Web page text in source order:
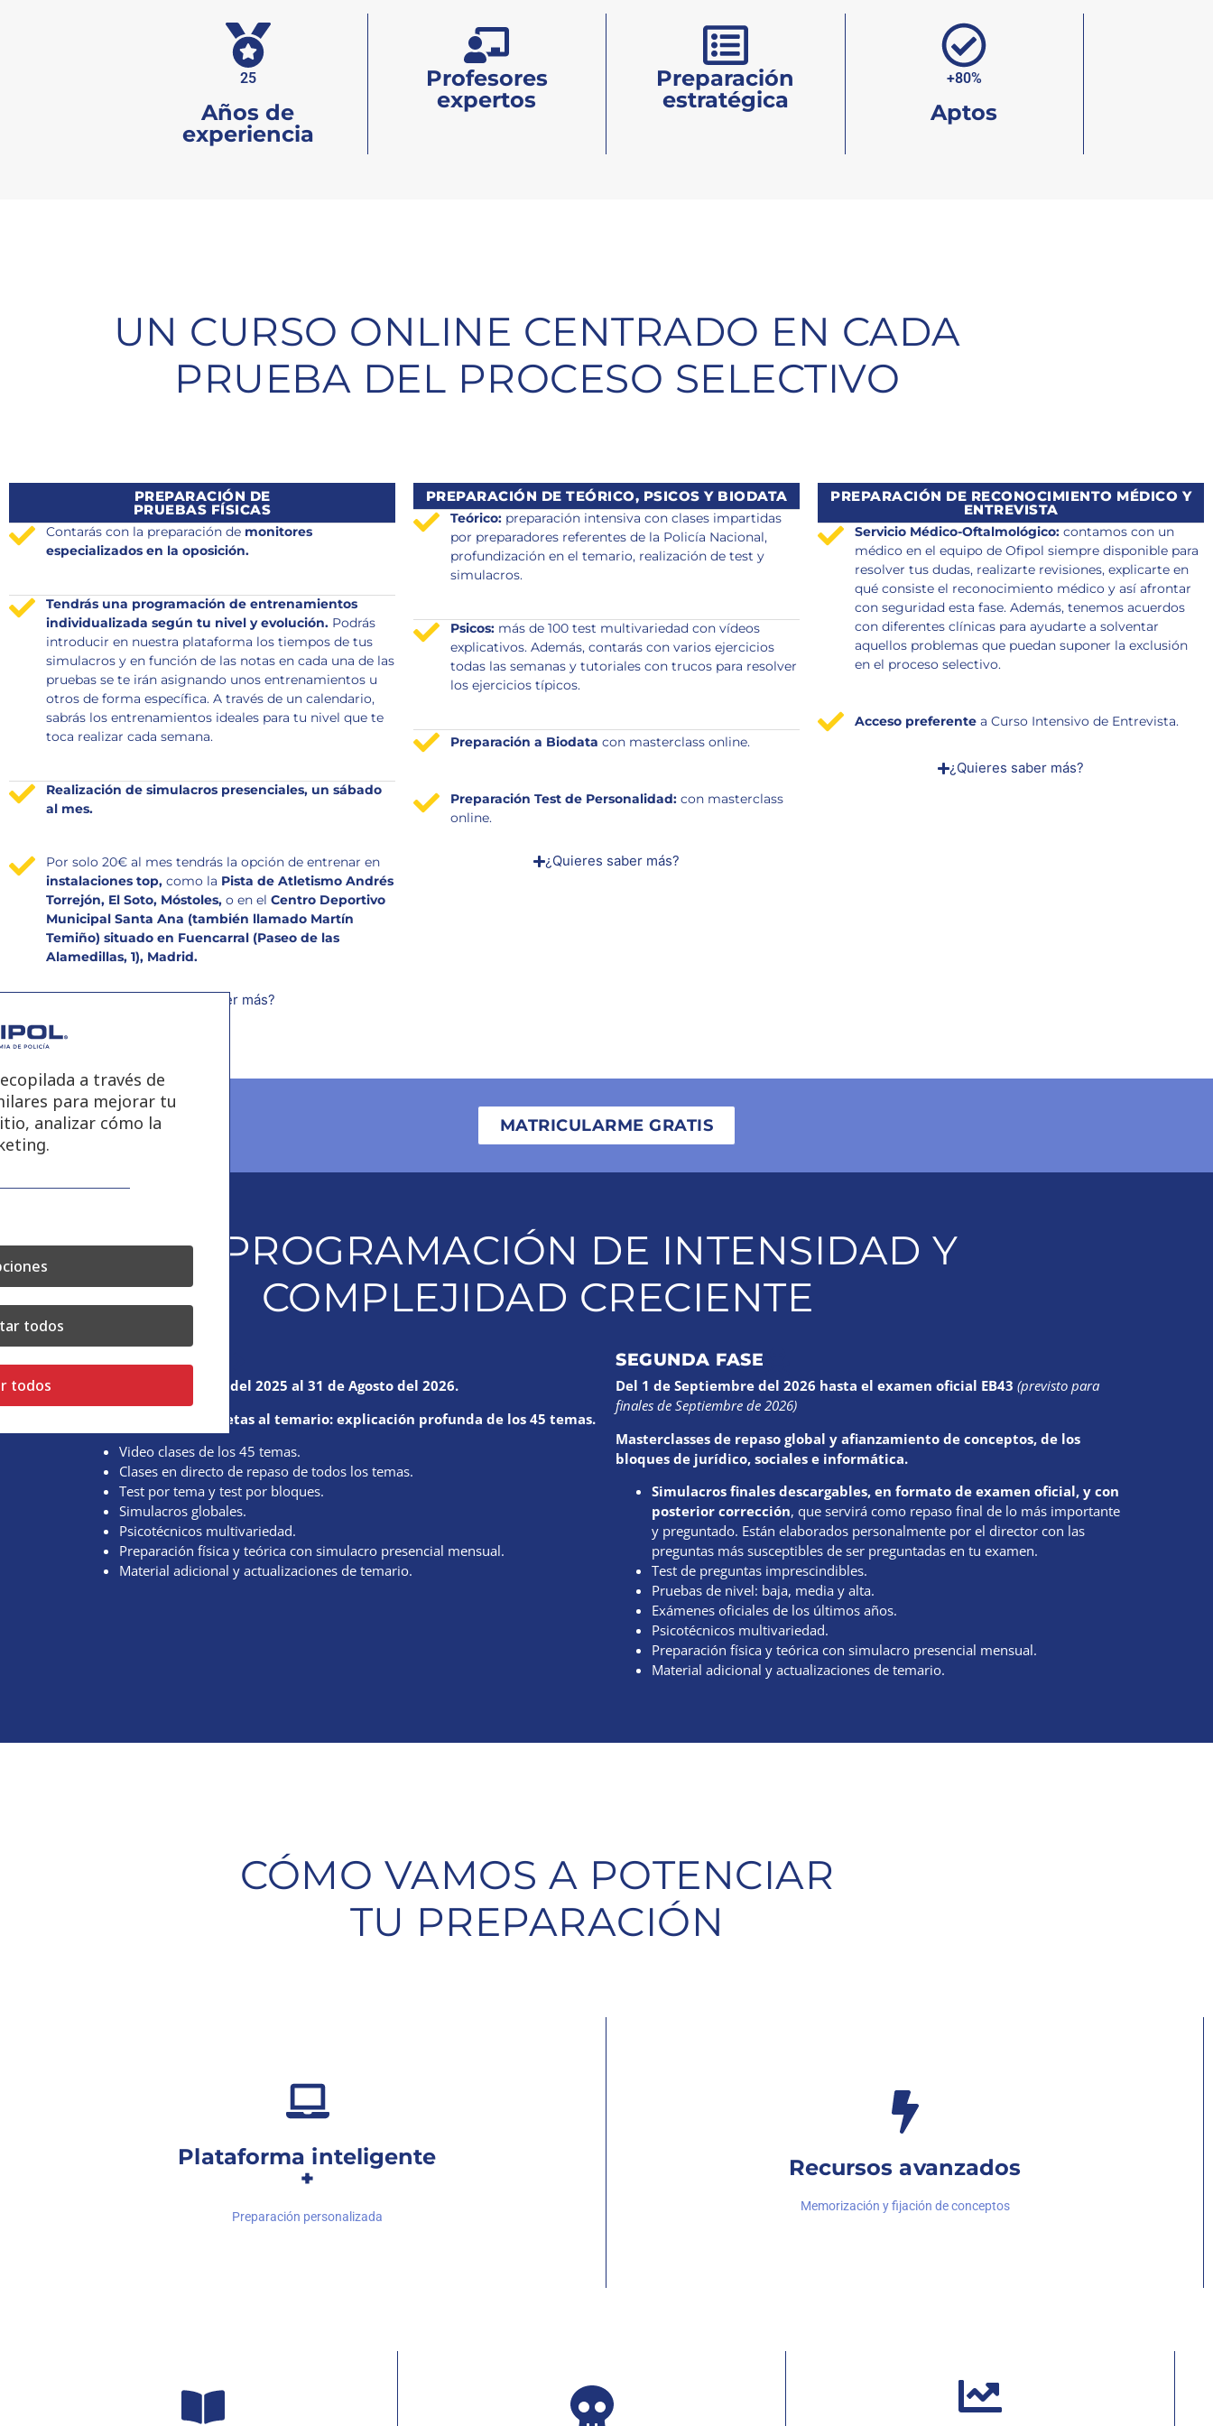
25
Años de
experiencia
Profesores
expertos
Preparación
estratégica
+80%
Aptos
UN CURSO ONLINE CENTRADO EN CADA
PRUEBA DEL PROCESO SELECTIVO
PREPARACIÓN DE
PRUEBAS FÍSICAS
Contarás con la preparación de monitores
especializados en la oposición.
Tendrás una programación de entrenamientos
individualizada según tu nivel y evolución. Podrás
introducir en nuestra plataforma los tiempos de tus
simulacros y en función de las notas en cada una de las
pruebas se te irán asignando unos entrenamientos u
otros de forma específica. A través de un calendario,
sabrás los entrenamientos ideales para tu nivel que te
toca realizar cada semana.
Realización de simulacros presenciales, un sábado
al mes.
Por solo 20€ al mes tendrás la opción de entrenar en
instalaciones top, como la Pista de Atletismo Andrés
Torrejón, El Soto, Móstoles, o en elCentro Deportivo
Municipal Santa Ana (también llamado Martín
Temiño) situado en Fuencarral (Paseo de las
Alamedillas, 1), Madrid.
¿Quieres saber más?
PREPARACIÓN DE TEÓRICO, PSICOS Y BIODATA
Teórico: preparación intensiva con clases impartidas
por preparadores referentes de la Policía Nacional,
profundización en el temario, realización de test y
simulacros.
Psicos: más de 100 test multivariedad con vídeos
explicativos. Además, contarás con varios ejercicios
todas las semanas y tutoriales con trucos para resolver
los ejercicios típicos.
Preparación a Biodata con masterclass online.
Preparación Test de Personalidad: con masterclass
online.
¿Quieres saber más?
PREPARACIÓN DE RECONOCIMIENTO MÉDICO Y
ENTREVISTA
Servicio Médico-Oftalmológico: contamos con un
médico en el equipo de Ofipol siempre disponible para
resolver tus dudas, realizarte revisiones, explicarte en
qué consiste el reconocimiento médico y así afrontar
con seguridad esta fase. Además, tenemos acuerdos
con diferentes clínicas para ayudarte a solventar
aquellos problemas que puedan suponer la exclusión
en el proceso selectivo.
Acceso preferente a Curso Intensivo de Entrevista.
¿Quieres saber más?
MATRICULARME GRATIS
UNA PROGRAMACIÓN DE INTENSIDAD Y
COMPLEJIDAD CRECIENTE
PRIMERA FASE
Del 17 de Noviembre del 2025 al 31 de Agosto del 2026.
Varias vueltas completas al temario: explicación profunda de los 45 temas.
Video clases de los 45 temas.
Clases en directo de repaso de todos los temas.
Test por tema y test por bloques.
Simulacros globales.
Psicotécnicos multivariedad.
Preparación física y teórica con simulacro presencial mensual.
Material adicional y actualizaciones de temario.
SEGUNDA FASE
Del 1 de Septiembre del 2026 hasta el examen oficial EB43 (previsto para
finales de Septiembre de 2026)
Masterclasses de repaso global y afianzamiento de conceptos, de los
bloques de jurídico, sociales e informática.
Simulacros finales descargables, en formato de examen oficial, y con
posterior corrección, que servirá como repaso final de lo más importante
y preguntado. Están elaborados personalmente por el director con las
preguntas más susceptibles de ser preguntadas en tu examen.
Test de preguntas imprescindibles.
Pruebas de nivel: baja, media y alta.
Exámenes oficiales de los últimos años.
Psicotécnicos multivariedad.
Preparación física y teórica con simulacro presencial mensual.
Material adicional y actualizaciones de temario.
CÓMO VAMOS A POTENCIAR
TU PREPARACIÓN
Plataforma inteligente
+
Preparación personalizada
Inteligencia Artificialy es la más avanzada de todo el mercado. En ella, podrás visualizar las
descargar psicotécnicos, diseñar test personalizados con lo que más fallas, acceder a las
Recursos avanzados
Memorización y fijación de conceptos
tips, recomendaciones y reglas nemotécnicas de cada tema que no te puedes perder.
las preguntas que vayas fallando, te irán saliendo en el buzón
a través de
para mejorar tu
analizar cómo la
todos
todos